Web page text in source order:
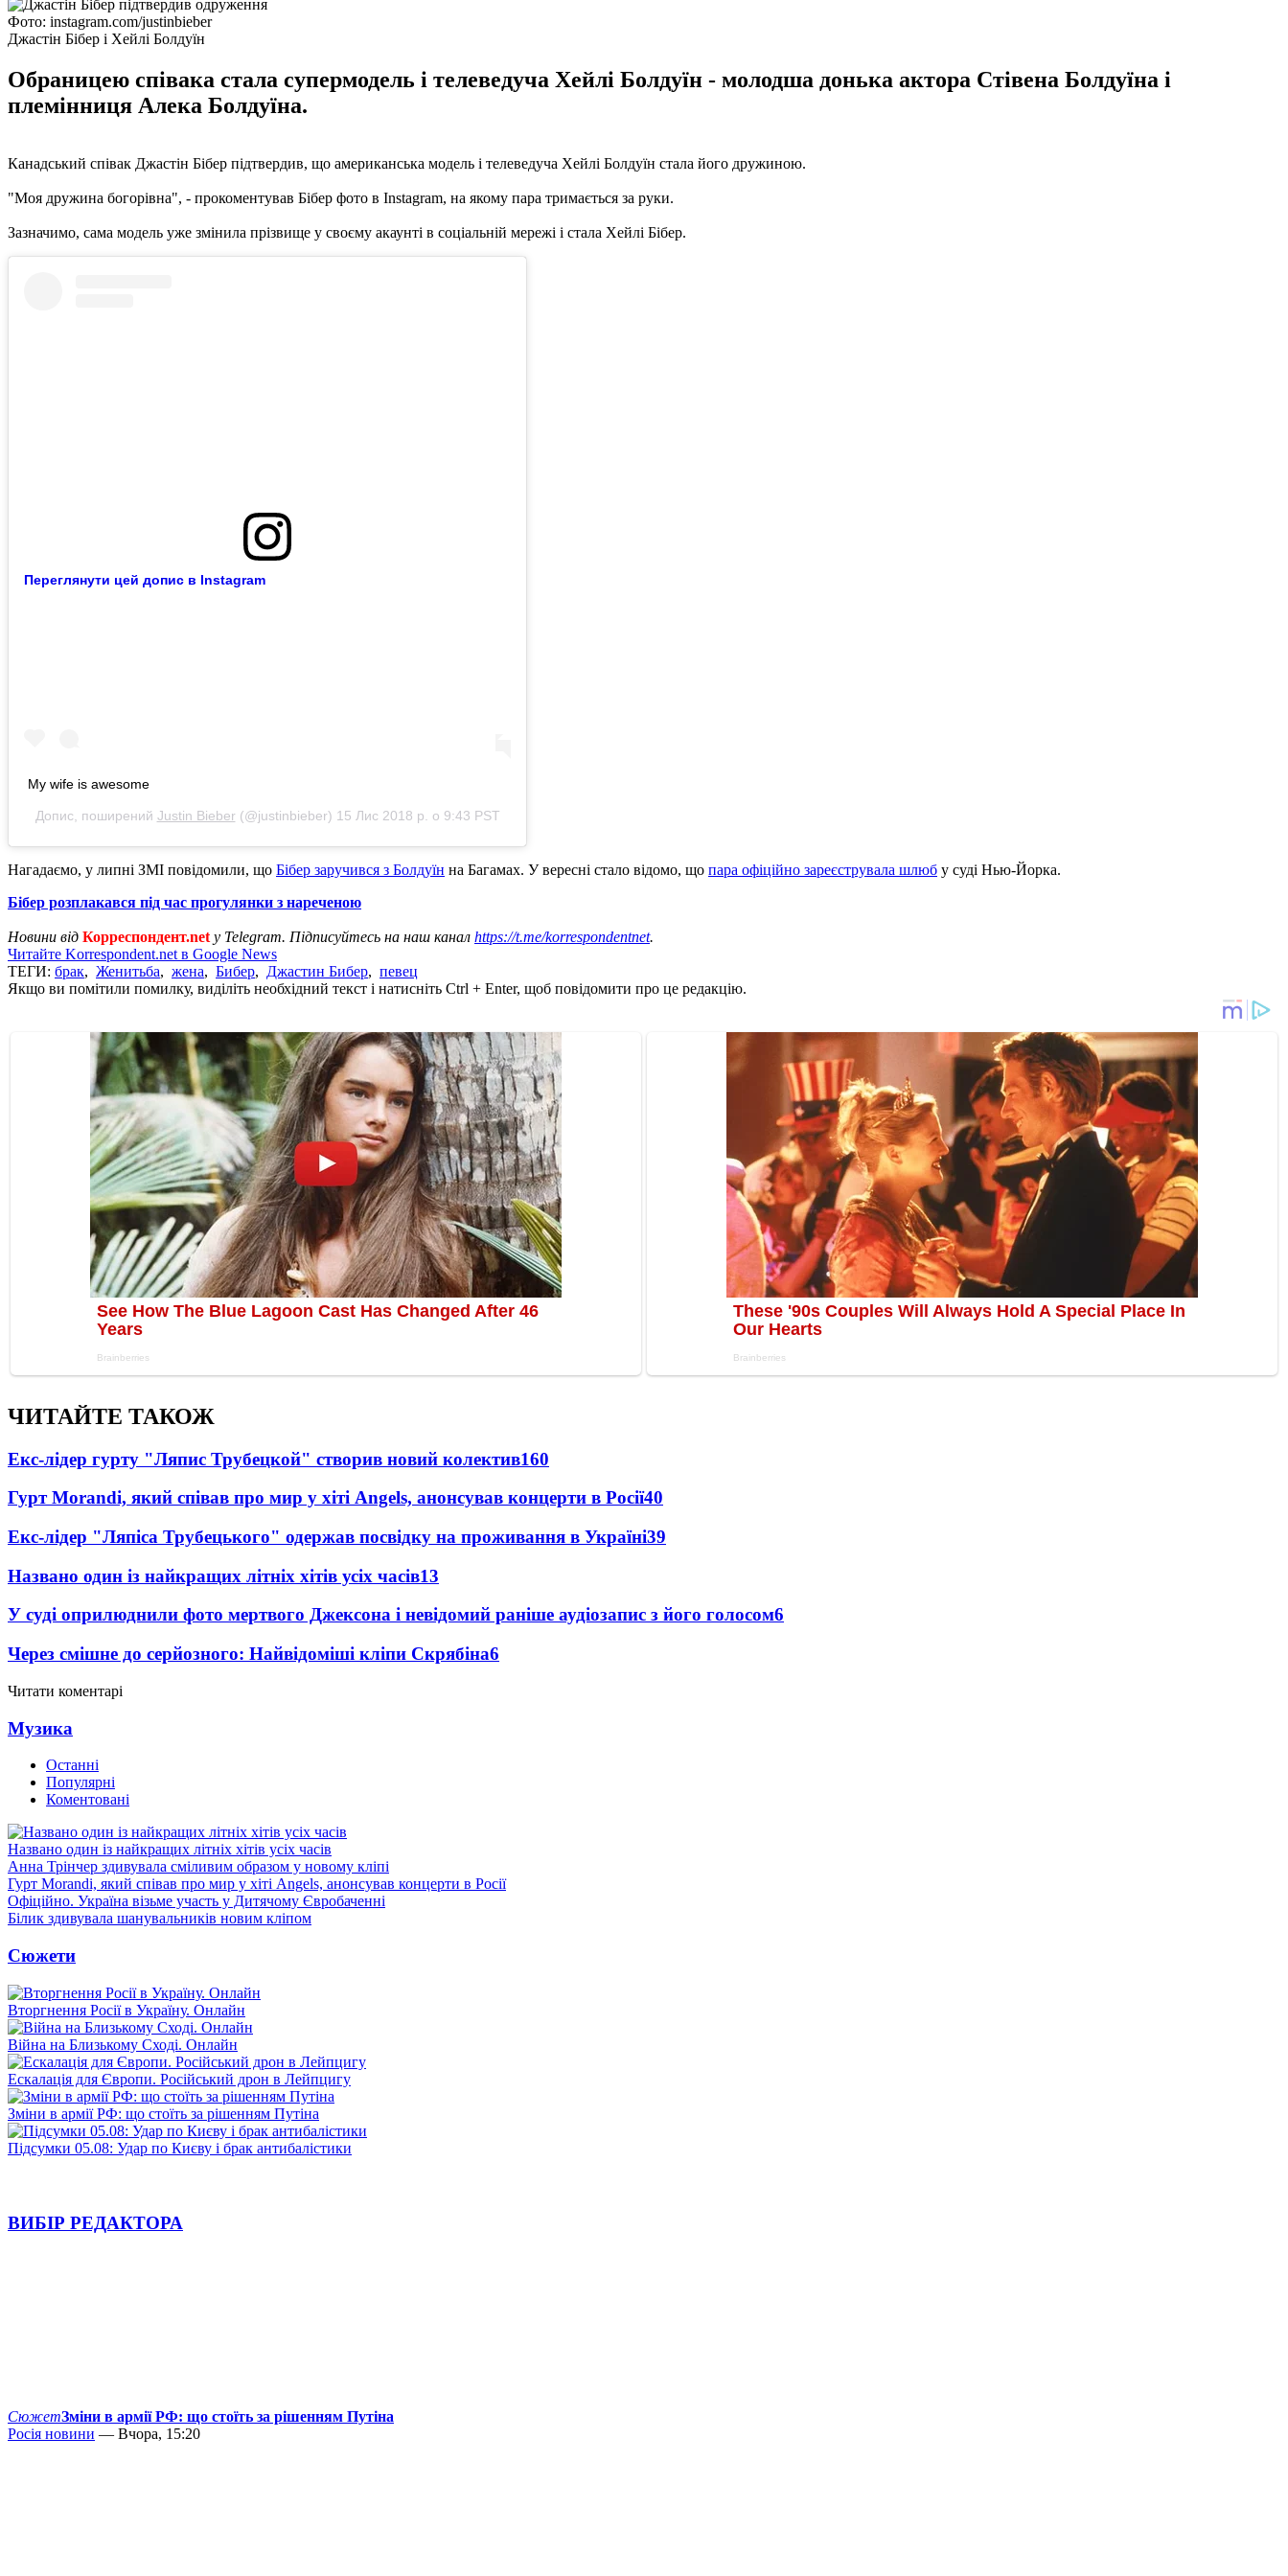
Фото: instagram.com/justinbieber
Джастін Бібер і Хейлі Болдуїн
Обраницею співака стала супермодель і телеведуча Хейлі Болдуїн - молодша донька актора Стівена Болдуїна і
племінниця Алека Болдуїна.
Канадський співак Джастін Бібер підтвердив, що американська модель і телеведуча Хейлі Болдуїн стала його дружиною.
"Моя дружина богорівна", - прокоментував Бібер фото в Instagram, на якому пара тримається за руки.
Зазначимо, сама модель уже змінила прізвище у своєму акаунті в соціальній мережі і стала Хейлі Бібер.
Переглянути цей допис в Instagram
My wife is awesome
Допис, поширений Justin Bieber (@justinbieber) 15 Лис 2018 р. о 9:43 PST
Нагадаємо, у липні ЗМІ повідомили, що Бібер заручився з Болдуїн на Багамах. У вересні стало відомо, що пара офіційно зареєструвала шлюб у суді Нью-Йорка.
Бібер розплакався під час прогулянки з нареченою
Новини від Корреспондент.net у Telegram. Підписуйтесь на наш канал https://t.me/korrespondentnet.
Читайте Korrespondent.net в Google News
ТЕГИ: брак, Женитьба, жена, Бибер, Джастин Бибер, певец
Якщо ви помітили помилку, виділіть необхідний текст і натисніть Ctrl + Enter, щоб повідомити про це редакцію.
ЧИТАЙТЕ ТАКОЖ
Екс-лідер гурту "Ляпис Трубецкой" створив новий колектив160
Гурт Morandi, який співав про мир у хіті Angels, анонсував концерти в Росії40
Екс-лідер "Ляпіса Трубецького" одержав посвідку на проживання в Україні39
Названо один із найкращих літніх хітів усіх часів13
У суді оприлюднили фото мертвого Джексона і невідомий раніше аудіозапис з його голосом6
Через смішне до серйозного: Найвідоміші кліпи Скрябіна6
Читати коментарі
Музика
Останні
Популярні
Коментовані
Названо один із найкращих літніх хітів усіх часів
Анна Трінчер здивувала сміливим образом у новому кліпі
Гурт Morandi, який співав про мир у хіті Angels, анонсував концерти в Росії
Офіційно. Україна візьме участь у Дитячому Євробаченні
Білик здивувала шанувальників новим кліпом
Сюжети
Вторгнення Росії в Україну. Онлайн
Війна на Близькому Сході. Онлайн
Ескалація для Європи. Російський дрон в Лейпцигу
Зміни в армії РФ: що стоїть за рішенням Путіна
Підсумки 05.08: Удар по Києву і брак антибалістики
ВИБІР РЕДАКТОРА
СюжетЗміни в армії РФ: що стоїть за рішенням Путіна
Росія новини — Вчора, 15:20